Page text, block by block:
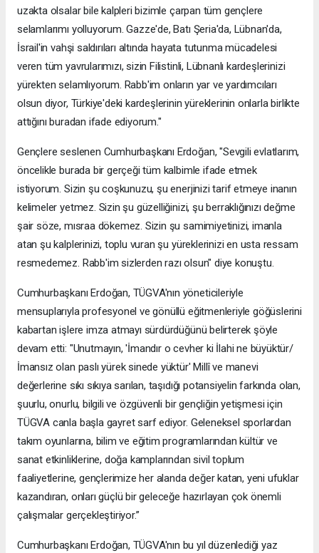
uzakta olsalar bile kalpleri bizimle çarpan tüm gençlere
selamlarımı yolluyorum. Gazze'de, Batı Şeria'da, Lübnan'da,
İsrail'in vahşi saldırıları altında hayata tutunma mücadelesi
veren tüm yavrularımızı, sizin Filistinli, Lübnanlı kardeşlerinizi
yürekten selamlıyorum. Rabb'im onların yar ve yardımcıları
olsun diyor, Türkiye'deki kardeşlerinin yüreklerinin onlarla birlikte
attığını buradan ifade ediyorum."
Gençlere seslenen Cumhurbaşkanı Erdoğan, "Sevgili evlatlarım,
öncelikle burada bir gerçeği tüm kalbimle ifade etmek
istiyorum. Sizin şu coşkunuzu, şu enerjinizi tarif etmeye inanın
kelimeler yetmez. Sizin şu güzelliğinizi, şu berraklığınızı değme
şair söze, mısraa dökemez. Sizin şu samimiyetinizi, imanla
atan şu kalplerinizi, toplu vuran şu yüreklerinizi en usta ressam
resmedemez. Rabb'im sizlerden razı olsun" diye konuştu.
Cumhurbaşkanı Erdoğan, TÜGVA'nın yöneticileriyle
mensuplarıyla profesyonel ve gönüllü eğitmenleriyle göğüslerini
kabartan işlere imza atmayı sürdürdüğünü belirterek şöyle
devam etti: "Unutmayın, 'İmandır o cevher ki İlahi ne büyüktür/
İmansız olan paslı yürek sinede yüktür' Millî ve manevi
değerlerine sıkı sıkıya sarılan, taşıdığı potansiyelin farkında olan,
şuurlu, onurlu, bilgili ve özgüvenli bir gençliğin yetişmesi için
TÜGVA canla başla gayret sarf ediyor. Geleneksel sporlardan
takım oyunlarına, bilim ve eğitim programlarından kültür ve
sanat etkinliklerine, doğa kamplarından sivil toplum
faaliyetlerine, gençlerimize her alanda değer katan, yeni ufuklar
kazandıran, onları güçlü bir geleceğe hazırlayan çok önemli
çalışmalar gerçekleştiriyor.”
Cumhurbaşkanı Erdoğan, TÜGVA'nın bu yıl düzenlediği yaz